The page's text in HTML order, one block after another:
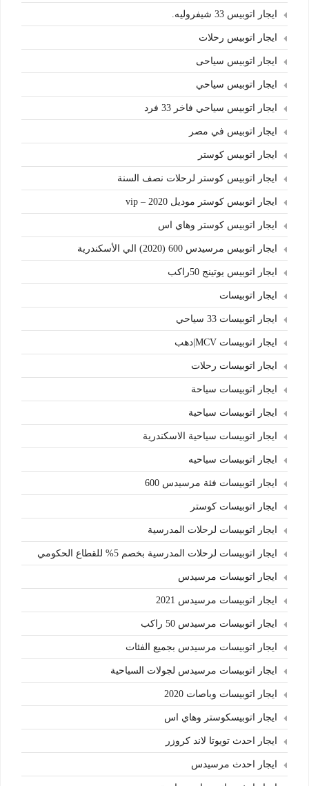
ايجار اتوبيس 33 شيفروليه.
ايجار اتوبيس رحلات
ايجار اتوبيس سياحى
ايجار اتوبيس سياحي
ايجار اتوبيس سياحي فاخر 33 فرد
ايجار اتوبيس في مصر
ايجار اتوبيس كوستر
ايجار اتوبيس كوستر لرحلات نصف السنة
ايجار اتوبيس كوستر موديل 2020 – vip
ايجار اتوبيس كوستر وهاي اس
ايجار اتوبيس مرسيدس 600 (2020) الي الأسكندرية
ايجار اتوبيس يوتينج 50راكب
ايجار اتوبيسات
ايجار اتوبيسات 33 سياحي
ايجار اتوبيسات MCV|دهب
ايجار اتوبيسات رحلات
ايجار اتوبيسات سياحة
ايجار اتوبيسات سياحية
ايجار اتوبيسات سياحية الاسكندرية
ايجار اتوبيسات سياحيه
ايجار اتوبيسات فئة مرسيدس 600
ايجار اتوبيسات كوستر
ايجار اتوبيسات لرحلات المدرسية
ايجار اتوبيسات لرحلات المدرسية بخصم 5% للقطاع الحكومي
ايجار اتوبيسات مرسيدس
ايجار اتوبيسات مرسيدس 2021
ايجار اتوبيسات مرسيدس 50 راكب
ايجار اتوبيسات مرسيدس بجميع الفئات
ايجار اتوبيسات مرسيدس لجولات السياحية
ايجار اتوبيسات وباصات 2020
ايجار اتوبيسكوستر وهاي اس
ايجار احدث تويوتا لاند كروزر
ايجار احدث مرسيدس